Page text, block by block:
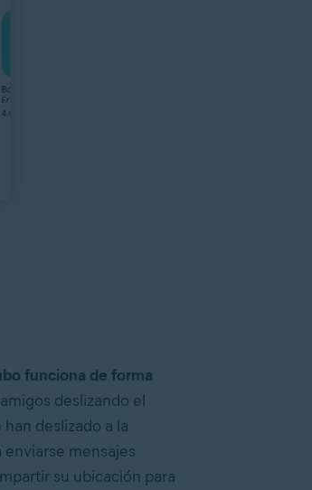
funciona de forma
deslizando el
deslizado a la
mensajes
su ubicación para